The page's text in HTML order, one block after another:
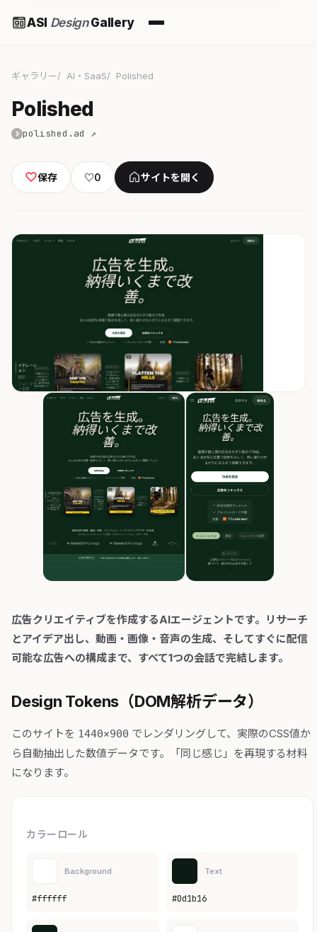
ASI DesignGallery
ギャラリー AI・SaaS Polished
Polished
polished.ad ↗
保存 ♡0 サイトを開く
広告クリエイティブを作成するAIエージェントです。リサーチ
とアイデア出し、動画・画像・音声の生成、そしてすぐに配信
可能な広告への構成まで、すべて1つの会話で完結します。
Design Tokens（DOM解析データ）
このサイトを 1440×900 でレンダリングして、実際のCSS値か
ら自動抽出した数値データです。「同じ感じ」を再現する材料
になります。
カラーロール
Background
#ffffff
Text
#0d1b16